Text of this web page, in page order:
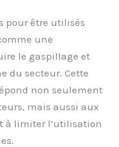
pour être utilisés
une
le gaspillage et
du secteur. Cette
non seulement
mais aussi aux
à limiter l’utilisation